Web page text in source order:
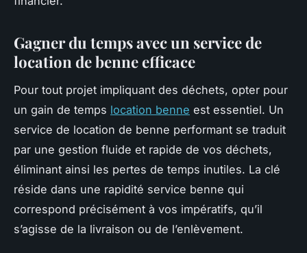
Gagner du temps avec un service de
location de benne efficace
Pour tout projet impliquant des déchets, opter pour
un gain de temps location benne est essentiel. Un
service de location de benne performant se traduit
par une gestion fluide et rapide de vos déchets,
éliminant ainsi les pertes de temps inutiles. La clé
réside dans une rapidité service benne qui
correspond précisément à vos impératifs, qu’il
s’agisse de la livraison ou de l’enlèvement.